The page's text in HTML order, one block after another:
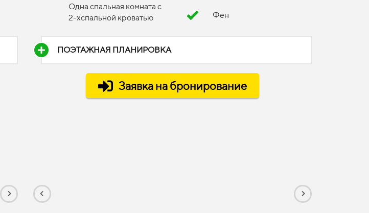
Одна спальная комната с
2-хспальной кроватью
Фен
ПОЭТАЖНАЯ ПЛАНИРОВКА
Заявка на бронирование